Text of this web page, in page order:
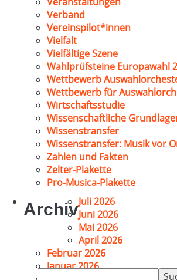
Verband
Vereinspilot*innen
Vielfalt
Vielfältige Szene
Wahlprüfsteine Europawahl
Wettbewerb
Wettbewerb für
Wirtschaftsstudie
Wissenschaftliche
Wissenstransfer
Wissenstransfer: Musik vor
Zahlen und Fakten
Zelter-Plakette
Pro-Musica-Plakette
ArchivJuli 2026
Juni 2026
Mai 2026
April 2026
Februar 2026
Januar 2026